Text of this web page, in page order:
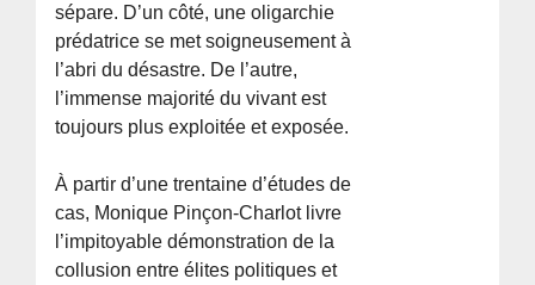
sépare. D’un côté, une oligarchie
prédatrice se met soigneusement à
l’abri du désastre. De l’autre,
l’immense majorité du vivant est
toujours plus exploitée et exposée.
À partir d’une trentaine d’études de
cas, Monique Pinçon-Charlot livre
l’impitoyable démonstration de la
collusion entre élites politiques et